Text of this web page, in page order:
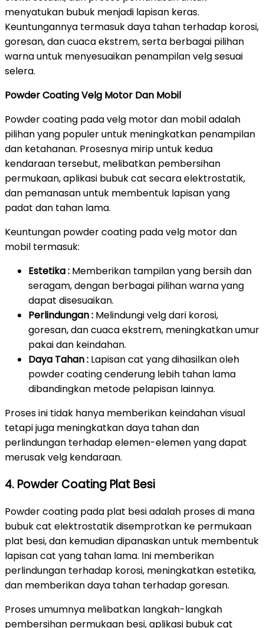
menyatukan bubuk menjadi lapisan keras.
Keuntungannya termasuk daya tahan terhadap korosi,
goresan, dan cuaca ekstrem, serta berbagai pilihan
warna untuk menyesuaikan penampilan velg sesuai
selera.
Powder Coating Velg Motor Dan Mobil
Powder coating pada velg motor dan mobil adalah
pilihan yang populer untuk meningkatkan penampilan
dan ketahanan. Prosesnya mirip untuk kedua
kendaraan tersebut, melibatkan pembersihan
permukaan, aplikasi bubuk cat secara elektrostatik,
dan pemanasan untuk membentuk lapisan yang
padat dan tahan lama.
Keuntungan powder coating pada velg motor dan
mobil termasuk:
Estetika : Memberikan tampilan yang bersih dan
seragam, dengan berbagai pilihan warna yang
dapat disesuaikan.
Perlindungan : Melindungi velg dari korosi,
goresan, dan cuaca ekstrem, meningkatkan umur
pakai dan keindahan.
Daya Tahan : Lapisan cat yang dihasilkan oleh
powder coating cenderung lebih tahan lama
dibandingkan metode pelapisan lainnya.
Proses ini tidak hanya memberikan keindahan visual
tetapi juga meningkatkan daya tahan dan
perlindungan terhadap elemen-elemen yang dapat
merusak velg kendaraan.
4. Powder Coating Plat Besi
Powder coating pada plat besi adalah proses di mana
bubuk cat elektrostatik disemprotkan ke permukaan
plat besi, dan kemudian dipanaskan untuk membentuk
lapisan cat yang tahan lama. Ini memberikan
perlindungan terhadap korosi, meningkatkan estetika,
dan memberikan daya tahan terhadap goresan.
Proses umumnya melibatkan langkah-langkah
pembersihan permukaan besi, aplikasi bubuk cat